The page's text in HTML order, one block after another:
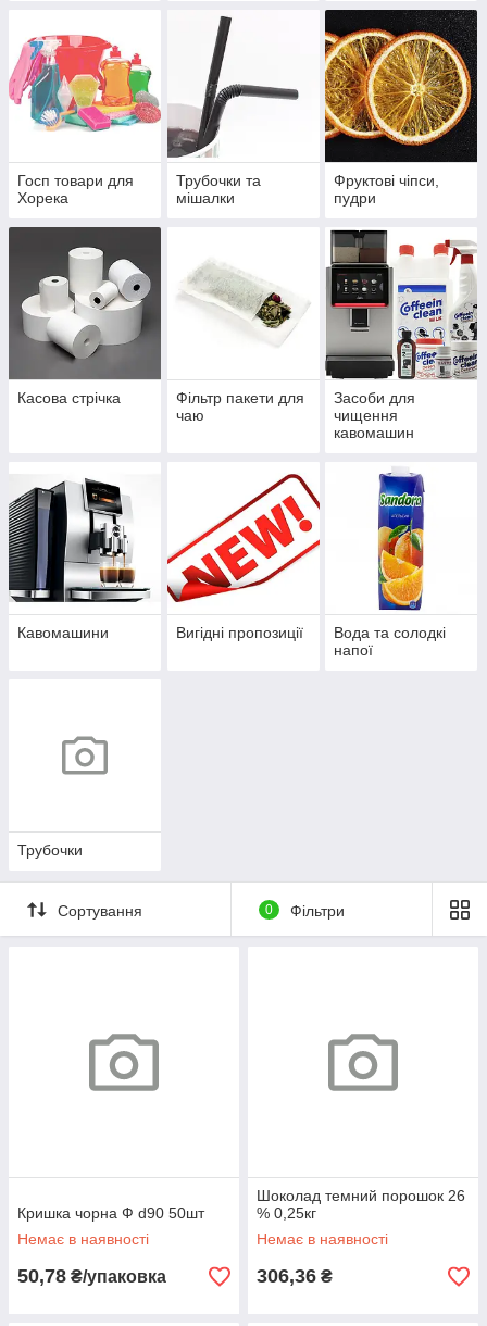
Госп товари для
Хорека
Трубочки та
мішалки
Фруктові чіпси,
пудри
Касова стрічка
Фільтр пакети для
чаю
Засоби для
чищення
кавомашин
Кавомашини Вигідні пропозиції
Вода та солодкі
напої
Трубочки
Сортування 0 Фільтри
Кришка чорна Ф d90 50шт
Немає в наявності
50,78 ₴/упаковка
Шоколад темний порошок 26
% 0,25кг
Немає в наявності
306,36 ₴